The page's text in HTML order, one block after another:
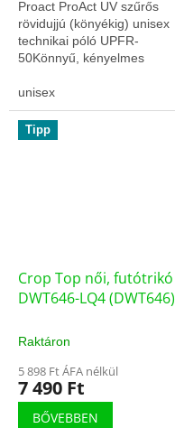
Proact ProAct UV szűrős
rövidujjú (könyékig) unisex
technikai póló UPFR-
50Könnyű, kényelmes
szabás
unisex
Tipp
Crop Top női, futótrikó
DWT646-LQ4 (DWT646)
Raktáron
5 898 Ft ÁFA nélkül
7 490 Ft
BŐVEBBEN